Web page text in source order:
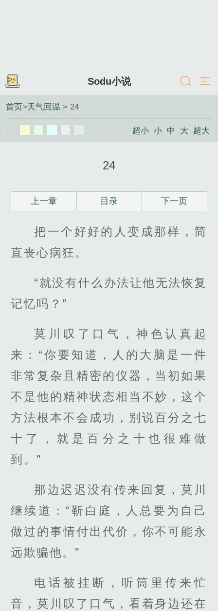
Sodu小说
首页>天气回温 > 24
超小 小 中 大 超大
24
上一章 目录 下一页
把一个好好的人变成那样，简
直丧心病狂。
“就没有什么办法让他无法恢复
记忆吗？”
莫川叹了口气，神色认真起
来：“你要知道，人的大脑是一件
非常复杂且精密的仪器，当初如果
不是他的精神状态相当不妙，这个
方法根本不会成功，别说百分之七
十了，就是百分之十也很难做
到。”
那边迟迟没有传来回复，莫川
继续道：“靳白庭，人总要为自己
做过的事情付出代价，你不可能永
远欺骗他。”
电话被挂断，听筒里传来忙
音，莫川叹了口气，看着身边还在